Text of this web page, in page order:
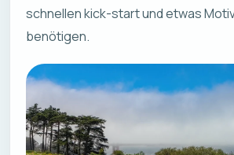
schnellen kick-start und etwas
benötigen.